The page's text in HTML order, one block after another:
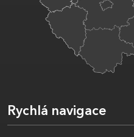
Rychlá navigace